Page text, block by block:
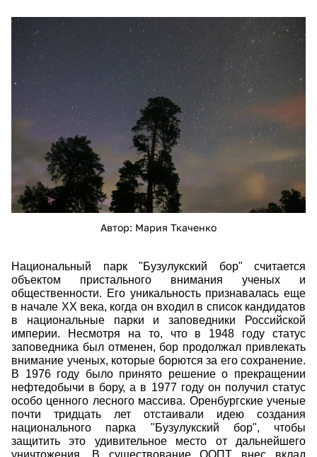
img_1651.jpg
Автор: Мария Ткаченко
Национальный парк "Бузулукский бор" считается
объектом пристального внимания ученых и
общественности. Его уникальность признавалась еще
в начале XX века, когда он входил в список кандидатов
в национальные парки и заповедники Российской
империи. Несмотря на то, что в 1948 году статус
заповедника был отменен, бор продолжал привлекать
внимание ученых, которые борются за его сохранение.
В 1976 году было принято решение о прекращении
нефтедобычи в бору, а в 1977 году он получил статус
особо ценного лесного массива. Оренбургские ученые
почти тридцать лет отстаивали идею создания
национального парка "Бузулукский бор", чтобы
защитить это удивительное место от дальнейшего
уничтожения. В существование ООПТ внес вклад